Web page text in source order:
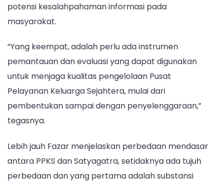
potensi kesalahpahaman informasi pada
masyarakat.
“Yang keempat, adalah perlu ada instrumen
pemantauan dan evaluasi yang dapat digunakan
untuk menjaga kualitas pengelolaan Pusat
Pelayanan Keluarga Sejahtera, mulai dari
pembentukan sampai dengan penyelenggaraan,”
tegasnya.
Lebih jauh Fazar menjelaskan perbedaan mendasar
antara PPKS dan Satyagatra, setidaknya ada tujuh
perbedaan dan yang pertama adalah substansi